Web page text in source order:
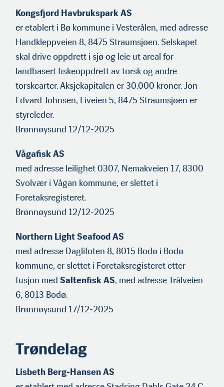
Kongsfjord Havbrukspark AS
er etablert i Bø kommune i Vesterålen, med adresse
Handkleppveien 8, 8475 Straumsjøen. Selskapet
skal drive oppdrett i sjø og leie ut areal for
landbasert fiskeoppdrett av torsk og andre
torskearter. Aksjekapitalen er 30.000 kroner. Jon-
Edvard Johnsen, Liveien 5, 8475 Straumsjøen er
styreleder.
Brønnøysund 12/12-2025
Vågafisk AS
med adresse leilighet 0307, Nemakveien 17, 8300
Svolvær i Vågan kommune, er slettet i
Foretaksregisteret.
Brønnøysund 12/12-2025
Northern Light Seafood AS
med adresse Daglifoten 8, 8015 Bodø i Bodø
kommune, er slettet i Foretaksregisteret etter
fusjon med Saltenfisk AS, med adresse Trålveien
6, 8013 Bodø.
Brønnøysund 17/12-2025
Trøndelag
Lisbeth Berg-Hansen AS